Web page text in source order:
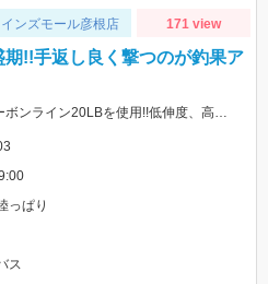
ンズモール彦根店 171 view
期!!手返し良く撃つのが釣果ア
ラインはツリノ バス用フロロカーボンライン20LBを使用!!低伸度、高強度でカバーの釣りはこれで決まり♪
っぱり
ス